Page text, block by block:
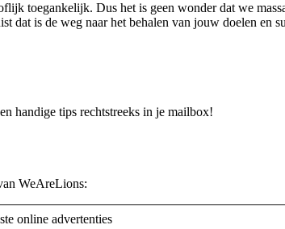
toegankelijk. Dus het is geen wonder dat we
dat is de weg naar het behalen van jouw doelen en
handige tips rechtstreeks in je mailbox!
WeAreLions:
online advertenties